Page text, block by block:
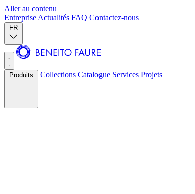
Aller au contenu
Entreprise Actualités FAQ Contactez-nous
FR
Produits Collections Catalogue Services Projets